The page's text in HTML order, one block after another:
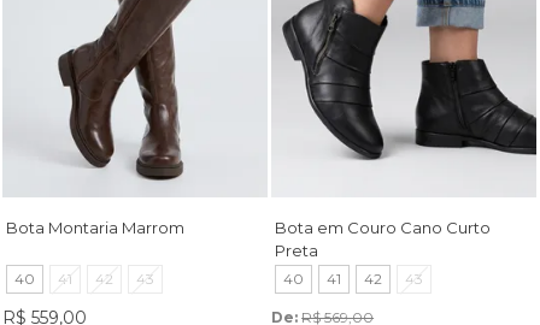
Bota Montaria Marrom
40 41 42 43
R$ 559,00
Bota em Couro Cano Curto
Preta
40 41 42 43
De: R$ 569,00